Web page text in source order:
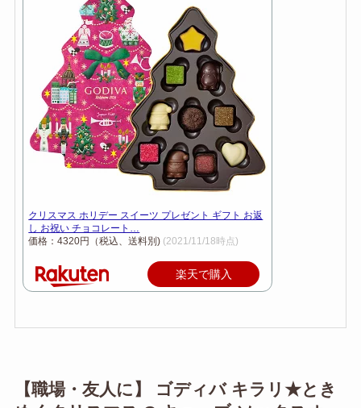
クリスマス ホリデー スイーツ プレゼント ギフト お返
し お祝い チョコレート…
価格：4320円（税込、送料別) (2021/11/18時点)
楽天で購入
【職場・友人に】 ゴディバ キラリ★とき